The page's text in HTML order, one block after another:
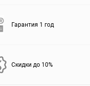
Гарантия 1 год
Скидки до 10%